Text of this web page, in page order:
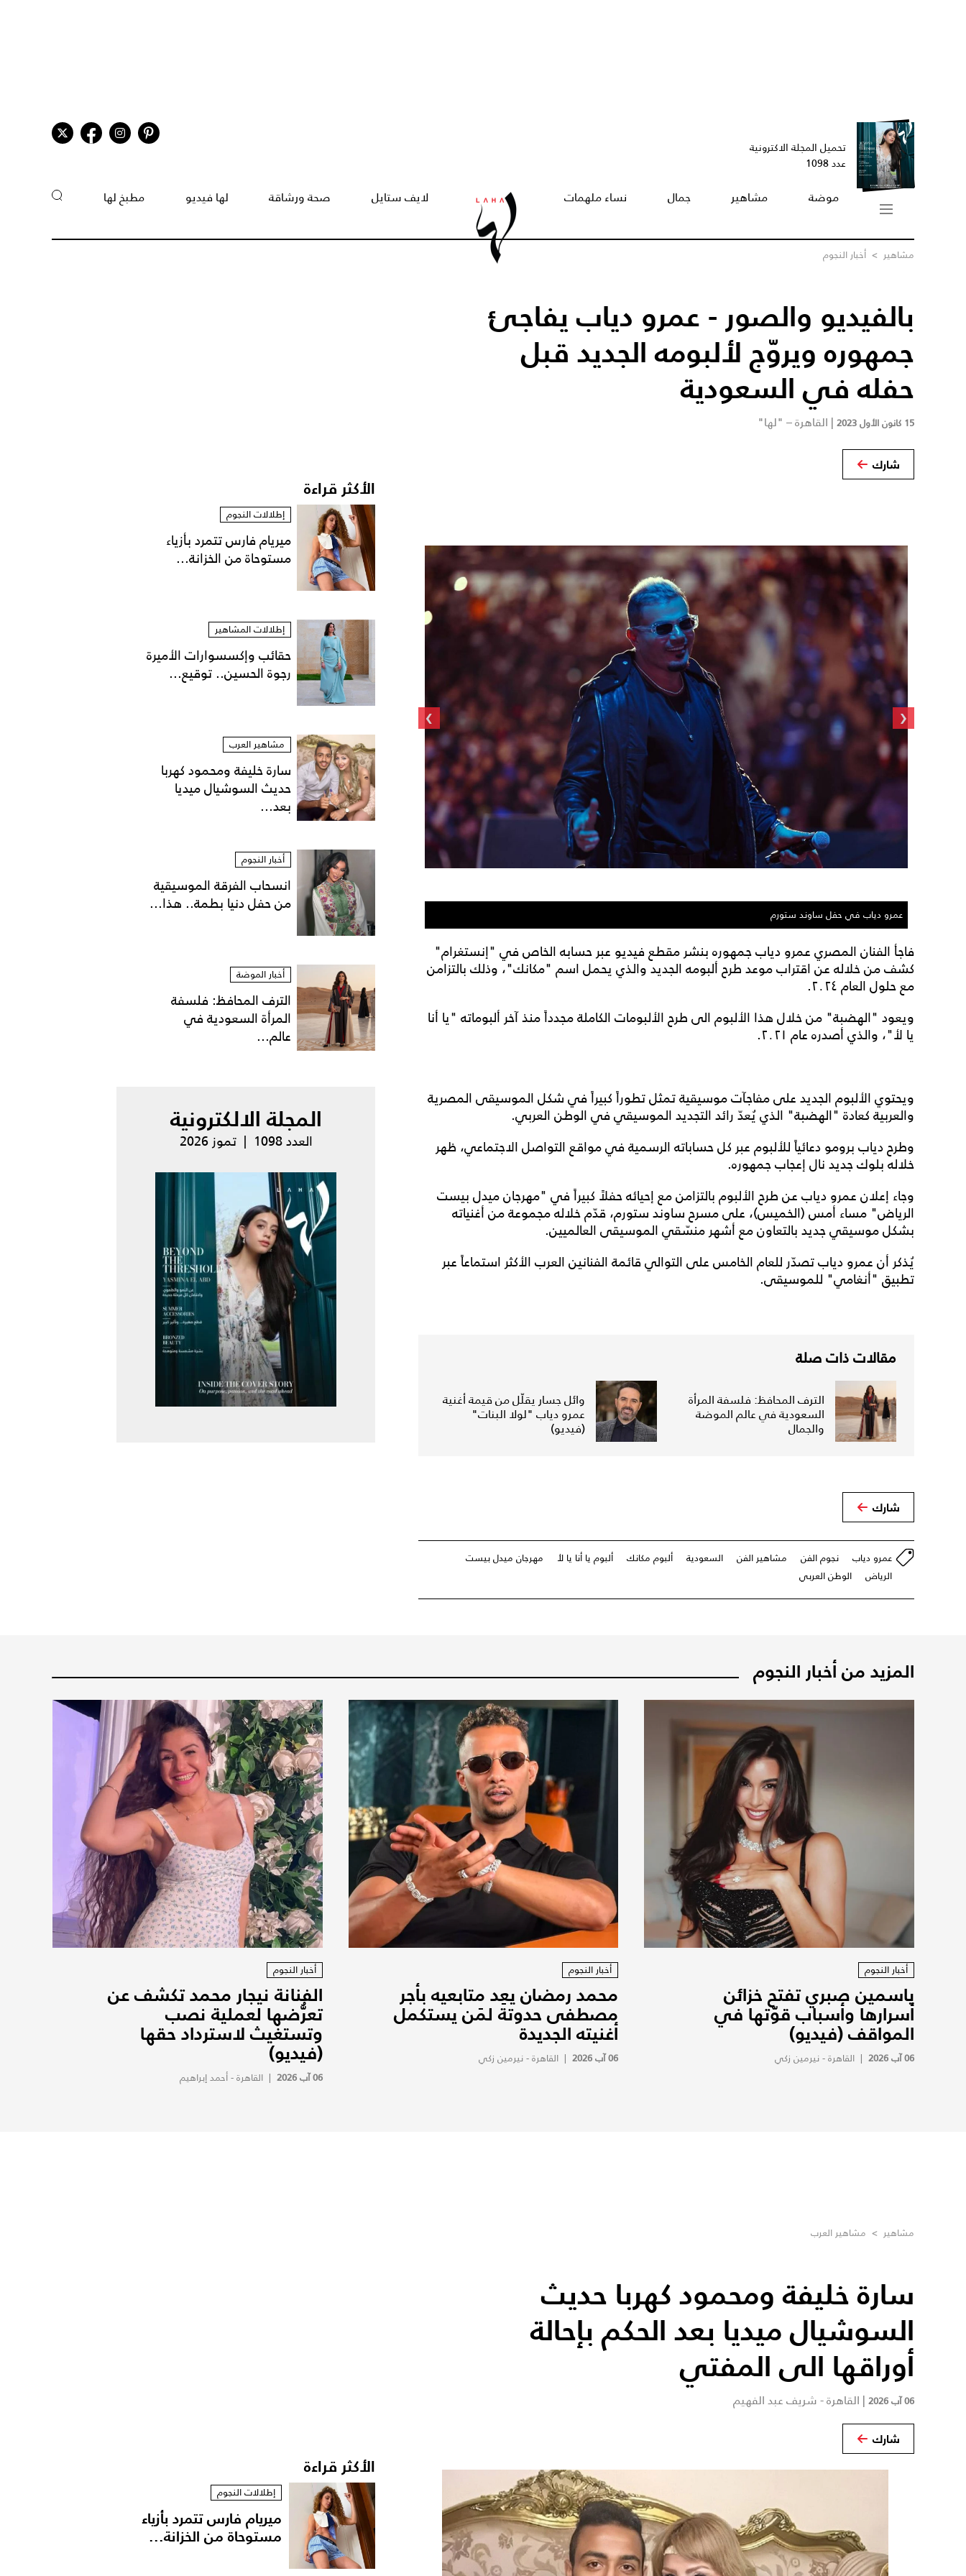
تحميل المجلة الاكترونية
عدد 1098
موضة مشاهير جمال نساء ملهمات لايف ستايل صحة ورشاقة لها فيديو مطبخ لها
مشاهير > أخبار النجوم
بالفيديو والصور - عمرو دياب يفاجئ
جمهوره ويروّج لألبومه الجديد قبل
حفله في السعودية
15 كانون الأول 2023 | القاهرة – "لها"
شارك
عمرو دياب في حفل ساوند ستورم عمرو دياب في حفل ساوند ستورم
‹
›
فاجأ الفنان المصري عمرو دياب جمهوره بنشر مقطع فيديو عبر حسابه الخاص في "إنستغرام"
كشف من خلاله عن اقتراب موعد طرح ألبومه الجديد والذي يحمل اسم "مكانك"، وذلك بالتزامن
مع حلول العام ٢٠٢٤.
ويعود "الهضبة" من خلال هذا الألبوم الى طرح الألبومات الكاملة مجدداً منذ آخر ألبوماته "يا أنا
يا لأ"، والذي أصدره عام ٢٠٢١.
ويحتوي الألبوم الجديد على مفاجآت موسيقية تمثل تطوراً كبيراً في شكل الموسيقى المصرية
والعربية كعادة "الهضبة" الذي يُعدّ رائد التجديد الموسيقي في الوطن العربي.
وطرح دياب برومو دعائياً للألبوم عبر كل حساباته الرسمية في مواقع التواصل الاجتماعي، ظهر
خلاله بلوك جديد نال إعجاب جمهوره.
وجاء إعلان عمرو دياب عن طرح الألبوم بالتزامن مع إحيائه حفلاً كبيراً في "مهرجان ميدل بيست
الرياض" مساء أمس (الخميس)، على مسرح ساوند ستورم، قدّم خلاله مجموعة من أغنياته
بشكل موسيقي جديد بالتعاون مع أشهر منسّقي الموسيقى العالميين.
يُذكر أن عمرو دياب تصدّر للعام الخامس على التوالي قائمة الفنانين العرب الأكثر استماعاً عبر
تطبيق "أنغامي" للموسيقى.
مقالات ذات صلة
الترف المحافظ: فلسفة المرأة
السعودية في عالم الموضة
والجمال
وائل جسار يقلّل من قيمة أغنية
عمرو دياب "لولا البنات"
(فيديو)
شارك
عمرو دياب نجوم الفن مشاهير الفن السعودية ألبوم مكانك ألبوم يا أنا يا لأ
مهرجان ميدل بيست
الرياض
الوطن العربي
الأكثر قراءة
إطلالات النجوم
ميريام فارس تتمرد بأزياء
مستوحاة من الخزانة...
إطلالات المشاهير
حقائب وإكسسوارات الأميرة
رجوة الحسين.. توقيع...
مشاهير العرب
سارة خليفة ومحمود كهربا
حديث السوشيال ميديا
بعد...
أخبار النجوم
انسحاب الفرقة الموسيقية
من حفل دنيا بطمة.. هذا...
أخبار الموضة
الترف المحافظ: فلسفة
المرأة السعودية في
عالم...
المجلة الالكترونية
العدد 1098 | تموز 2026
المزيد من أخبار النجوم
أخبار النجوم
ياسمين صبري تفتح خزائن
أسرارها وأسباب قوّتها في
المواقف (فيديو)
06 آب 2026 | القاهرة - نيرمين زكي
أخبار النجوم
محمد رمضان يعِد متابعيه بأجر
مصطفى حدوتة لمَن يستكمل
أغنيته الجديدة
06 آب 2026 | القاهرة - نيرمين زكي
أخبار النجوم
الفنانة نيجار محمد تكشف عن
تعرُّضها لعملية نصب
وتستغيث لاسترداد حقها
(فيديو)
06 آب 2026 |القاهرة - أحمد إبراهيم
مشاهير > مشاهير العرب
سارة خليفة ومحمود كهربا حديث
السوشيال ميديا بعد الحكم بإحالة
أوراقها الى المفتي
06 آب 2026 | القاهرة - شريف عبد الفهيم
شارك
الأكثر قراءة
إطلالات النجوم
ميريام فارس تتمرد بأزياء
مستوحاة من الخزانة...